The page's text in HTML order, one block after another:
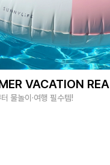
VACATION
물놀이·여행 필수템!